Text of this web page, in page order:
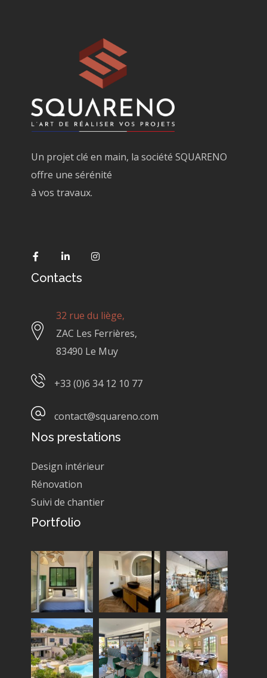
Un projet clé en main, la société SQUARENO
offre une sérénité
à vos travaux.
Contacts
32 rue du liège,
ZAC Les Ferrières,
83490 Le Muy
+33 (0)6 34 12 10 77
contact@squareno.com
Nos prestations
Design intérieur
Rénovation
Suivi de chantier
Portfolio